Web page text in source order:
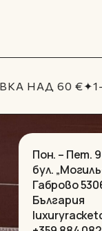
НАД 60 €✦
Пон. – Пет.
бул.
Габрово
България